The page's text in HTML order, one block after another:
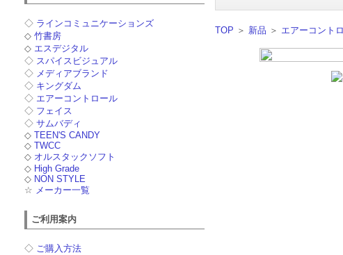
◇ ラインコミュニケーションズ
◇ 竹書房
◇ エスデジタル
◇ スパイスビジュアル
◇ メディアブランド
◇ キングダム
◇ エアーコントロール
◇ フェイス
◇ サムバディ
◇ TEEN'S CANDY
◇ TWCC
◇ オルスタックソフト
◇ High Grade
◇ NON STYLE
☆ メーカー一覧
ご利用案内
◇ ご購入方法
TOP ＞ 新品 ＞ エアーコント